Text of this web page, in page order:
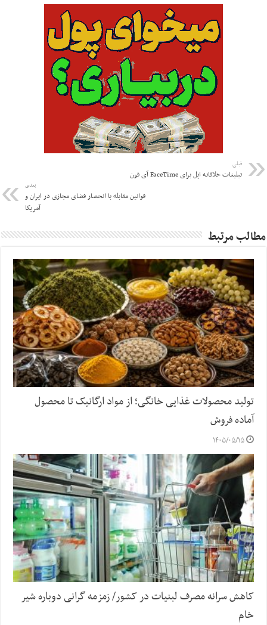
قبلی
تبلیغات خلاقانه اپل برای FaceTime آی فون
بعدی
قوانین مقابله با انحصار فضای مجازی در ایران و
آمریکا
مطالب مرتبط
تولید محصولات غذایی خانگی؛ از مواد ارگانیک تا محصول
آماده فروش
۱۴۰۵/۰۵/۱۵
کاهش سرانه مصرف لبنیات در کشور/ زمزمه گرانی دوباره شیر
خام